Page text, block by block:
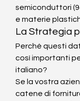
semiconduttori
e materie
La Strategia
Perché questi
così importanti
italiano?
Se la vostra
catene di